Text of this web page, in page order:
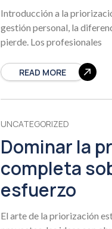
Introducción a la
gestión personal, la
pierde. Los profesionales
READ MORE
UNCATEGORIZED
Dominar la
completa
esfuerzo
El arte de la priorización